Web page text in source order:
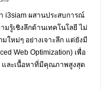
i3siam ผสานประสบการณ์
มรู้เชิงลึกด้านเทคโนโลยี ไม่
ใหม่ๆ อย่างเจาะลึก แต่ยังมี
Web Optimization) เพื่อ
และเนื้อหาที่มีคุณภาพสูงสุด